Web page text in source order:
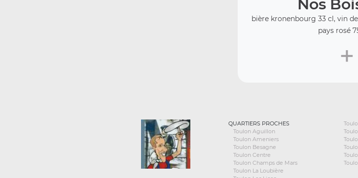
Nos
bière kronenbourg 33 cl, vin
pays rosé
+
QUARTIERS PROCHES
Toulon Aguillon
Toulon Ameniers
Toulon Besagne
Toulon Centre
Toulon Champs de Mars
Toulon La Loubière